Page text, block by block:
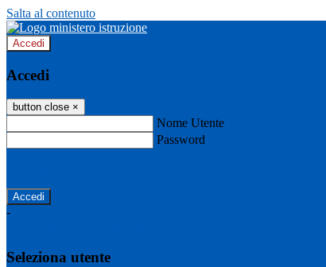
Salta al contenuto
Accedi
Accedi
button close ×
Nome Utente
Password
-
Seleziona utente